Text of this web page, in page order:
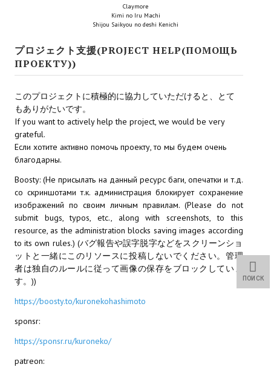
Теневой кардинал для Скайрима
Работы Alexandra10
Kitana HGEC
Apella CBBE SSE BodySlide (with Physics)
Apella 2.0 CBBE SSE BodySlide (with Physics)
Kitana CBBE SSE BodySlide (with Physics)
Nekomimi
New Light Skyrim SE
SB Corset Armor CBBE SSE BodySlide (with Physics)
Wedding Wear CBBE SSE BodySlide (with Physics)
Наёмный оборотень
Небесный воин
Claymore
Kimi no Iru Machi
Shijou Saikyou no deshi Kenichi
プロジェクト支援(PROJECT HELP(ПОМОЩЬ
ПРОЕКТУ))
このプロジェクトに積極的に協力していただけると、とて
もありがたいです。
If you want to actively help the project, we would be very
grateful.
Если хотите активно помочь проекту, то мы будем очень
благодарны.
Boosty: (Не присылать на данный ресурс баги, опечатки и т.д.
со скриншотами т.к. администрация блокирует сохранение
изображений по своим личным правилам. (Please do not
submit bugs, typos, etc., along with screenshots, to this
resource, as the administration blocks saving images according
to its own rules.) (バグ報告や誤字脱字などをスクリーンショ
ットと一緒にこのリソースに投稿しないでください。管理
者は独自のルールに従って画像の保存をブロックしていま
す。))
https://boosty.to/kuronekohashimoto
sponsr:
https://sponsr.ru/kuroneko/
patreon:
ПОИСК